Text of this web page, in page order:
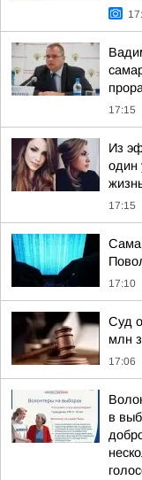
17:15
Из
один
17:15
17:10
Суд
млн
17:06
в